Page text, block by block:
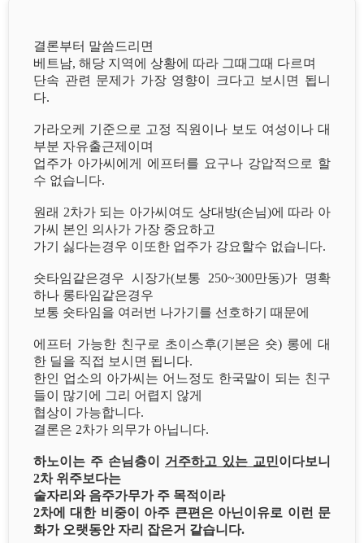
결론부터 말씀드리면
베트남, 해당 지역에 상황에 따라 그때그때 다르며
단속 관련 문제가 가장 영향이 크다고 보시면 됩니
다.
가라오케 기준으로 고정 직원이나 보도 여성이나 대
부분 자유출근제이며
업주가 아가씨에게 에프터를 요구나 강압적으로 할
수 없습니다.
원래 2차가 되는 아가씨여도 상대방(손님)에 따라 아
가씨 본인 의사가 가장 중요하고
가기 싫다는경우 이또한 업주가 강요할수 없습니다.
숏타임같은경우 시장가(보통 250~300만동)가 명확
하나 롱타임같은경우
보통 숏타임을 여러번 나가기를 선호하기 때문에
에프터 가능한 친구로 초이스후(기본은 숏) 롱에 대
한 딜을 직접 보시면 됩니다.
한인 업소의 아가씨는 어느정도 한국말이 되는 친구
들이 많기에 그리 어렵지 않게
협상이 가능합니다.
결론은 2차가 의무가 아닙니다.
하노이는 주 손님층이 거주하고 있는 교민이다보니
2차 위주보다는
술자리와 음주가무가 주 목적이라
2차에 대한 비중이 아주 큰편은 아닌이유로 이런 문
화가 오랫동안 자리 잡은거 같습니다.